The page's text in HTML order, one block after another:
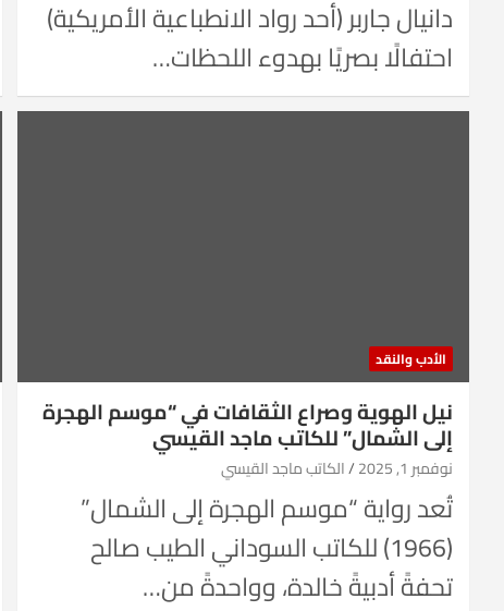
دانيال جاربر (أحد رواد الانطباعية الأمريكية)
احتفالًا بصريًا بهدوء اللحظات…
الأدب والنقد
نيل الهوية وصراع الثقافات في “موسم الهجرة
إلى الشمال” للكاتب ماجد القيسي
نوفمبر 1, 2025 الكاتب ماجد القيسي
تُعد رواية “موسم الهجرة إلى الشمال”
(1966) للكاتب السوداني الطيب صالح
تحفةً أدبيةً خالدة، وواحدةً من…